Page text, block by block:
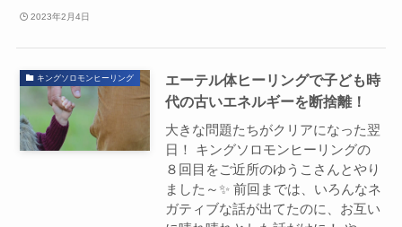
2023年2月4日
キングソロモンヒーリング
エーテル体ヒーリングで子ども時
代の古いエネルギーを断捨離！
大きな問題たちがクリアになった翌
日！ キングソロモンヒーリングの
８回目をご近所のゆうこさんとやり
ました～✨ 前回までは、いろんなネ
ガティブな話が出てたのに、お互い